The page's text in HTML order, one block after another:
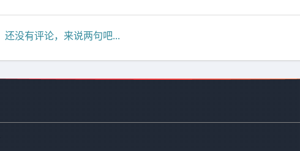
还没有评论，来说两句吧...